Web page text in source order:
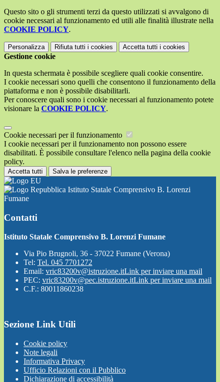
Questo sito o gli strumenti terzi da questo utilizzati si avvalgono di
cookie necessari al funzionamento ed utili alle finalità illustrate nella
COOKIE POLICY.
Personalizza Rifiuta tutti i cookies Accetta tutti i cookies
Gestione cookie
In questa schermata è possibile scegliere quali cookie consentire.
I cookie necessari sono quelli che consentono il funzionamento della
piattaforma e non è possibile disabilitarli.
Per conoscere quali sono i cookie necessari al funzionamento potete
visionare la COOKIE POLICY.
Cookie necessari per il funzionamento
I cookie necessari per il funzionamento non possono essere
disabilitati. È possibile consultare l'elenco nella pagina della cookie
policy.
Accetta tutti Salva le preferenze
Istituto Statale Comprensivo B. Lorenzi
Fumane
Contatti
Istituto Statale Comprensivo B. Lorenzi Fumane
Via Pio Brugnoli, 36 - 37022 Fumane (Verona)
Tel: Tel. 045 7701272
Email: vric83200v@istruzione.itLink per inviare una mail
PEC: vric83200v@pec.istruzione.itLink per inviare una mail
C.F.: 80011860238
Sezione Link Utili
Cookie policy
Note legali
Informativa Privacy
Ufficio Relazioni con il Pubblico
Dichiarazione di accessibilità